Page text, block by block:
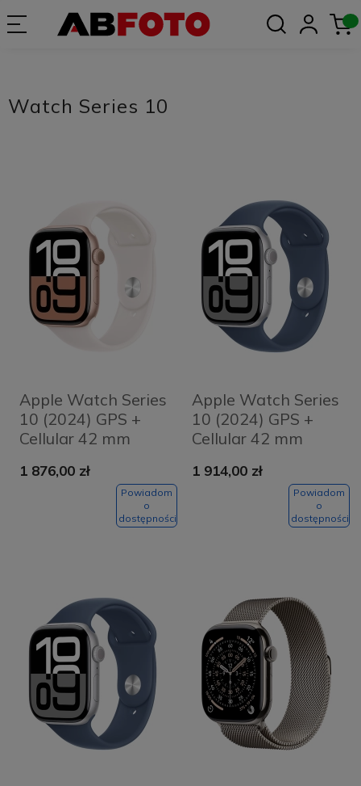
Watch Series 10
Apple Watch Series
10 (2024) GPS +
Cellular 42 mm
aluminiowa Rose
Gold + pasek Light
Blush Sport Band
1 876,00 zł
Powiadom
o
dostępności
Apple Watch Series
10 (2024) GPS +
Cellular 42 mm
aluminiowa Silver +
pasek Denim Sport
1 914,00 zł
Powiadom
o
dostępności